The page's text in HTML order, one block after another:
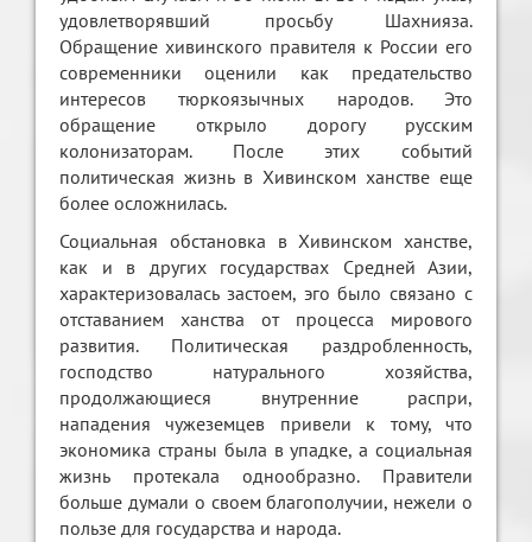
удовлетворявший просьбу Шахнияза.
Обращение хивинского правителя к России его
современники оценили как предательство
интересов тюркоязычных народов. Это
обращение открыло дорогу русским
колонизаторам. После этих событий
политическая жизнь в Хивинском ханстве еще
более осложнилась.
Социальная обстановка в Хивинском ханстве,
как и в других государствах Средней Азии,
характеризовалась застоем, эго было связано с
отставанием ханства от процесса мирового
развития. Политическая раздробленность,
господство натурального хозяйства,
продолжающиеся внутренние распри,
нападения чужеземцев привели к тому, что
экономика страны была в упадке, а социальная
жизнь протекала однообразно. Правители
больше думали о своем благополучии, нежели о
пользе для государства и народа.